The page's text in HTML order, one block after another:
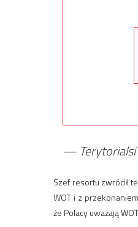
—
Szef resortu zwrócił
WOT i z
że Polacy uważają